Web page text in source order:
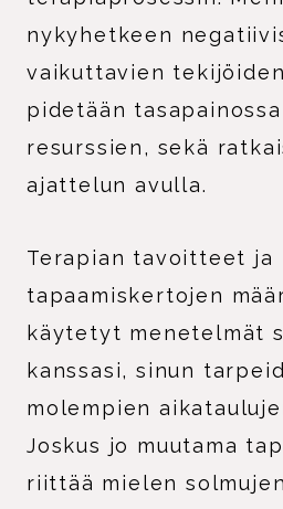
nykyhetkeen
vaikuttavien
pidetään
resurssien, sekä
ajattelun avulla.
Terapian tavoitteet ja
tapaamiskertojen
käytetyt menetelmät
kanssasi, sinun
molempien
Joskus jo muutama
riittää mielen